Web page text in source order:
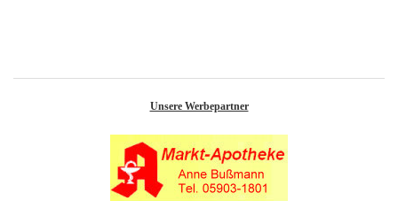
Unsere Werbepartner